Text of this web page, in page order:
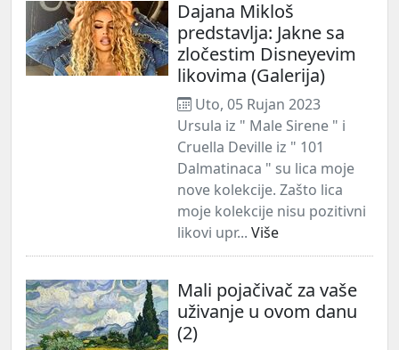
Dajana Mikloš
predstavlja: Jakne sa
zločestim Disneyevim
likovima (Galerija)
Uto, 05 Rujan 2023
Ursula iz " Male Sirene " i
Cruella Deville iz " 101
Dalmatinaca " su lica moje
nove kolekcije. Zašto lica
moje kolekcije nisu pozitivni
likovi upr... Više
Mali pojačivač za vaše
uživanje u ovom danu
(2)